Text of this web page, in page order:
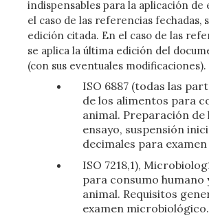
indispensables para la aplicación
el caso de las referencias fechadas,
edición citada. En el caso de las
se aplica la última edición del
(con sus eventuales modificaciones).
ISO 6887 (todas las
de los alimentos para
animal. Preparación de
ensayo, suspensión
decimales para
ISO 7218,1),
para consumo humano
animal. Requisitos
examen microbiológico.